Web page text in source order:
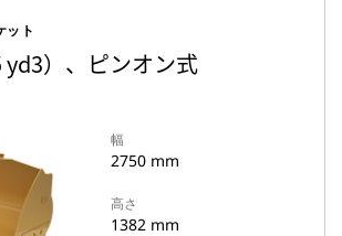
ット
）、ピンオン式
幅
2750 mm
高さ
1382 mm